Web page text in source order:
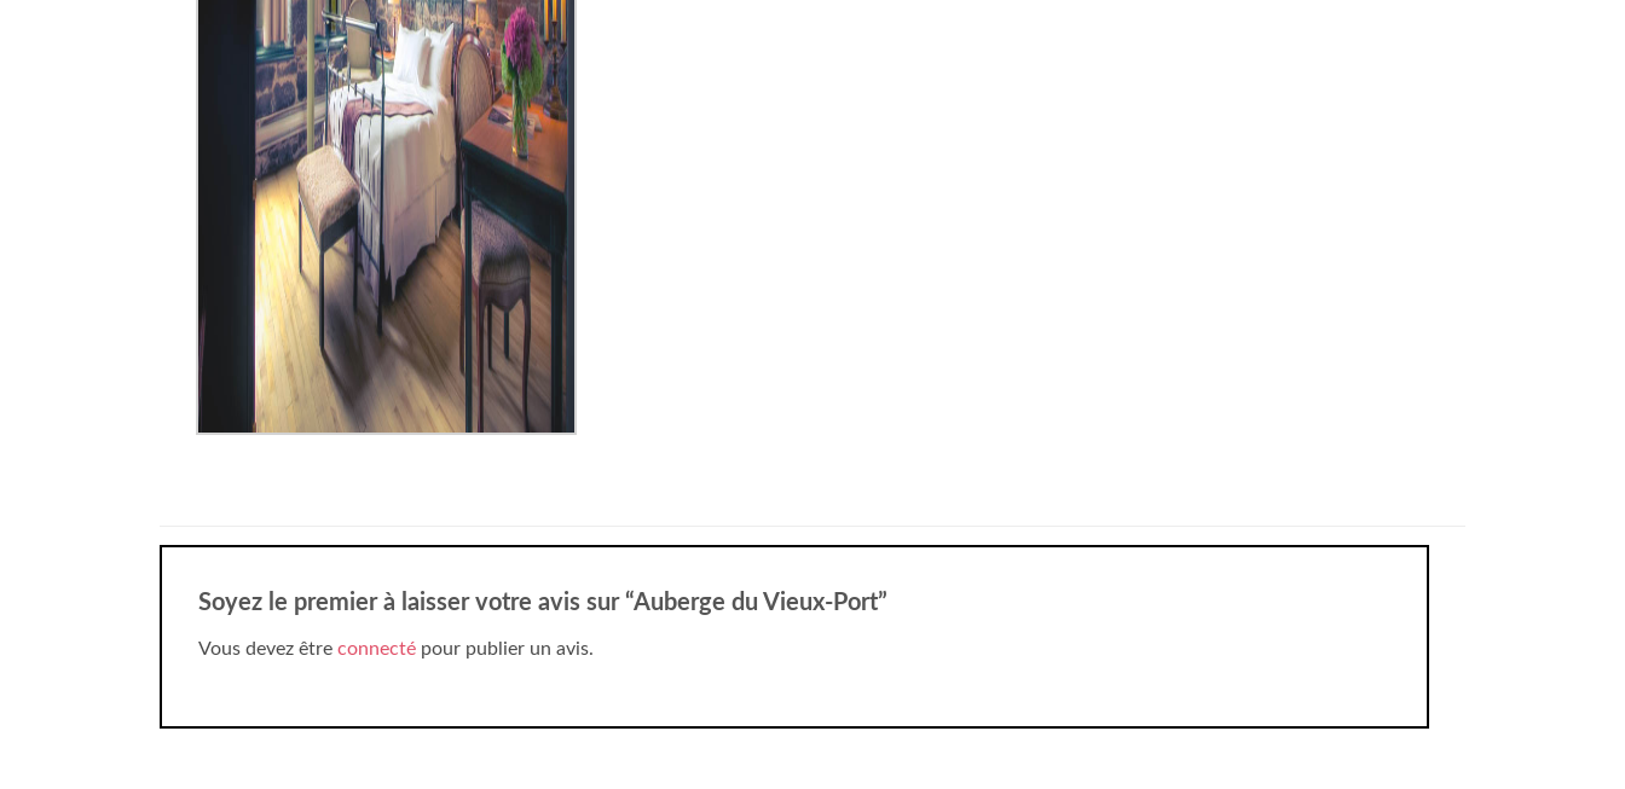
Soyez le premier à laisser votre avis sur “Auberge du Vieux-Port”
Vous devez être connecté pour publier un avis.